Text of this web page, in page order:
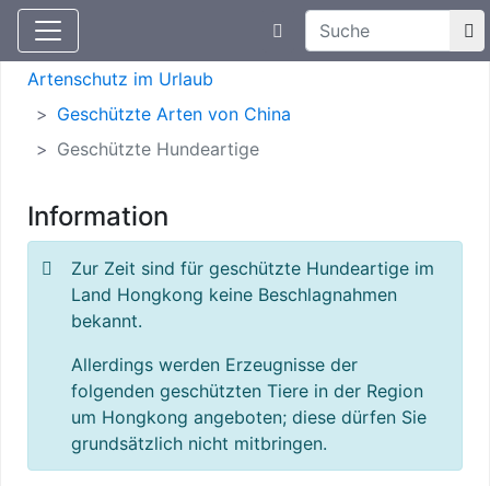
Aktuelle Meldungen
Suchtexteingabe
Artenschutz
Artenschutz im Urlaub
Geschützte Arten von China
Geschützte Hundeartige
Information
Zur Zeit sind für geschützte Hundeartige im
Land Hongkong keine Beschlagnahmen
bekannt.
Allerdings werden Erzeugnisse der
folgenden geschützten Tiere in der Region
um Hongkong angeboten; diese dürfen Sie
grundsätzlich nicht mitbringen.